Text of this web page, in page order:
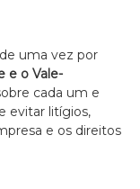
uma vez por
e o Vale-
cada um e
evitar litígios,
e os direitos